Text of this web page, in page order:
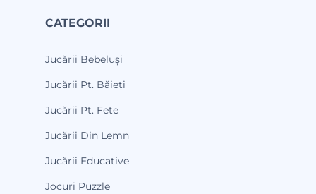
CATEGORII
Jucării Bebeluși
Jucării Pt. Băieți
Jucării Pt. Fete
Jucării Din Lemn
Jucării Educative
Jocuri Puzzle